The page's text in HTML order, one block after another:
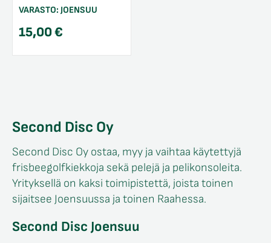
VARASTO: JOENSUU
15,00€
Second Disc Oy
Second Disc Oy ostaa, myy ja vaihtaa käytettyjä
frisbeegolfkiekkoja sekä pelejä ja pelikonsoleita.
Yrityksellä on kaksi toimipistettä, joista toinen
sijaitsee Joensuussa ja toinen Raahessa.
Second Disc Joensuu